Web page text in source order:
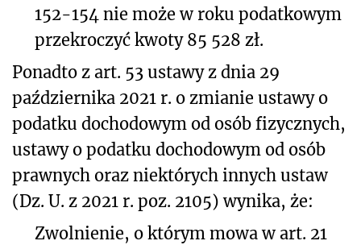
152-154 nie może w roku podatkowym
przekroczyć kwoty 85 528 zł.
Ponadto z art. 53 ustawy z dnia 29
października 2021 r. o zmianie ustawy o
podatku dochodowym od osób fizycznych,
ustawy o podatku dochodowym od osób
prawnych oraz niektórych innych ustaw
(Dz. U. z 2021 r. poz. 2105) wynika, że:
Zwolnienie, o którym mowa w art. 21